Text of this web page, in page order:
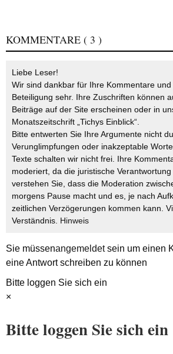
KOMMENTARE ( 3 )
Liebe Leser!
Wir sind dankbar für Ihre Kommentare
Beteiligung sehr. Ihre Zuschriften können
Beiträge auf der Site erscheinen oder in
Monatszeitschrift „Tichys Einblick“.
Bitte entwerten Sie Ihre Argumente nicht
Verunglimpfungen oder inakzeptable
Texte schalten wir nicht frei. Ihre
moderiert, da die juristische
verstehen Sie, dass die Moderation
morgens Pause macht und es, je nach
zeitlichen Verzögerungen kommen kann.
Verständnis. Hinweis
Sie müssenangemeldetsein um einen
eine Antwort schreiben zu können
Bitte loggen Sie sich ein
×
Bitte loggen Sie sich ein